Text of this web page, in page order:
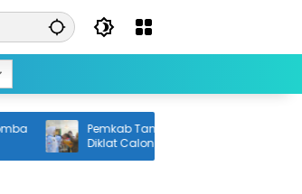
Pemkab Tanah Bumbu Mulai Pemusatan
Diklat Calon Paskibraka 2026